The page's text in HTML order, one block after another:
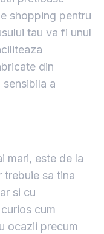
shopping pentru
tau va fi unul
din
a
mari, este de la
trebuie sa tina
si cu
cum
ocazii precum